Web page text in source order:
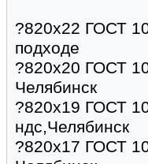
?820х22 ГОСТ
подходе
?820х20 ГОСТ
Челябинск
?820х19 ГОСТ
ндс,Челябинск
?820х17 ГОСТ